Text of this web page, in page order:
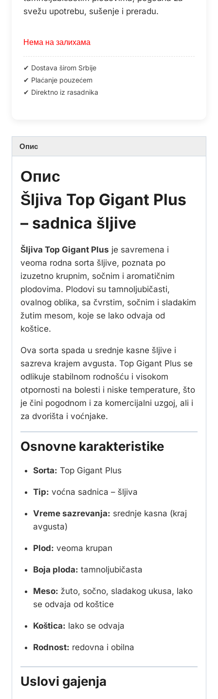
svežu upotrebu, sušenje i preradu.
Нема на залихама
Опис
Опис
Šljiva Top Gigant Plus
– sadnica šljive
Šljiva Top Gigant Plus je savremena i
veoma rodna sorta šljive, poznata po
izuzetno krupnim, sočnim i aromatičnim
plodovima. Plodovi su tamnoljubičasti,
ovalnog oblika, sa čvrstim, sočnim i sladakim
žutim mesom, koje se lako odvaja od
koštice.
Ova sorta spada u srednje kasne šljive i
sazreva krajem avgusta. Top Gigant Plus se
odlikuje stabilnom rodnošću i visokom
otpornosti na bolesti i niske temperature, što
je čini pogodnom i za komercijalni uzgoj, ali i
za dvorišta i voćnjake.
Osnovne karakteristike
Sorta: Top Gigant Plus
Tip: voćna sadnica – šljiva
Vreme sazrevanja: srednje kasna (kraj
avgusta)
Plod: veoma krupan
Boja ploda: tamnoljubičasta
Meso: žuto, sočno, sladakog ukusa, lako
se odvaja od koštice
Koštica: lako se odvaja
Rodnost: redovna i obilna
Uslovi gajenja